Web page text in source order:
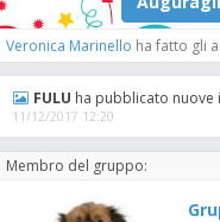
Veronica Marinello ha fatto gli
FULU ha pubblicato nuove
11/12/2017 12:20
Membro del gruppo: